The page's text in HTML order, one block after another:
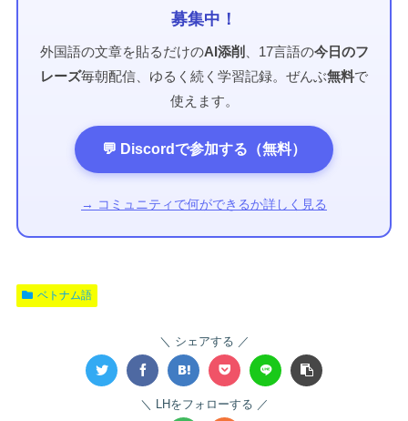
募集中！
外国語の文章を貼るだけのAI添削 、17言語の今日のフ
レーズ毎朝配信、ゆるく続く学習記録。ぜんぶ無料で
使えます。
💬 Discordで参加する（無料）
→ コミュニティで何ができるか詳しく見る
ベトナム語
シェアする
LHをフォローする